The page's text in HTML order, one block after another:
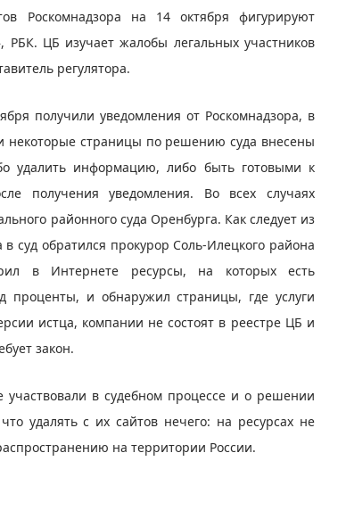
Роскомнадзора на 14 октября фигурируют
РБК. ЦБ изучает жалобы легальных участников
регулятора.
получили уведомления от Роскомнадзора, в
некоторые страницы по решению суда внесены
информацию, либо быть готовыми к
получения уведомления. Во всех случаях
районного суда Оренбурга. Как следует из
суд обратился прокурор Соль-Илецкого района
в Интернете ресурсы, на которых есть
проценты, и обнаружил страницы, где услуги
истца, компании не состоят в реестре ЦБ и
закон.
в судебном процессе и о решении
удалять с их сайтов нечего: на ресурсах не
на территории России.